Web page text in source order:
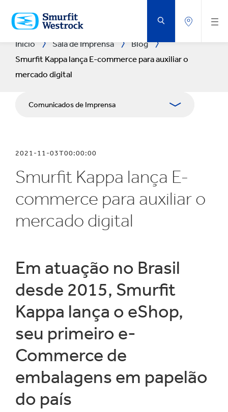
PARA
O
CONTEÚDO
Início Sala de Imprensa
Blog
Smurfit Kappa lança E-commerce para auxiliar o
mercado digital
Comunicados de Imprensa
Publicações
Recursos de mídia
2021-11-03T00:00:00
Smurfit Kappa lança E-
commerce para auxiliar o
mercado digital
Em atuação no Brasil
desde 2015, Smurfit
Kappa lança o eShop,
seu primeiro e-
Commerce de
embalagens em papelão
do país